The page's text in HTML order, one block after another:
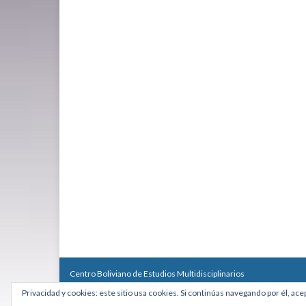
Centro Boliviano de Estudios Multidisciplinarios
Calle Macario Pinilla # 2588 esq. Av. Arce, Edificio Arcadia,
Teléfono: +591 2431818 - Celular: +591 73027636
Privacidad y cookies: este sitio usa cookies. Si continúas navegando por él,